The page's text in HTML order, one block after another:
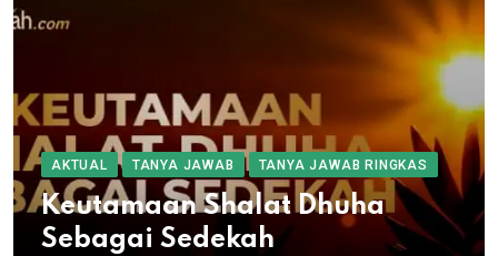
AKTUAL TANYA JAWAB TANYA JAWAB RINGKAS
Keutamaan Shalat Dhuha
Sebagai Sedekah